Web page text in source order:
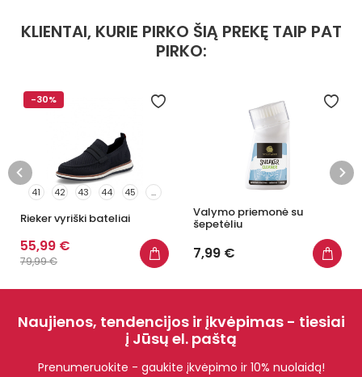
KLIENTAI, KURIE PIRKO ŠIĄ PREKĘ TAIP PAT
PIRKO:
-30%
41 42 43 44 45 ...
Rieker vyriški bateliai
55,99 €
79,99 €
Valymo priemonė su
šepetėliu
7,99 €
Naujienos, tendencijos ir įkvėpimas - tiesiai
į Jūsų el. paštą
Prenumeruokite - gaukite įkvėpimo ir 10% nuolaidą!